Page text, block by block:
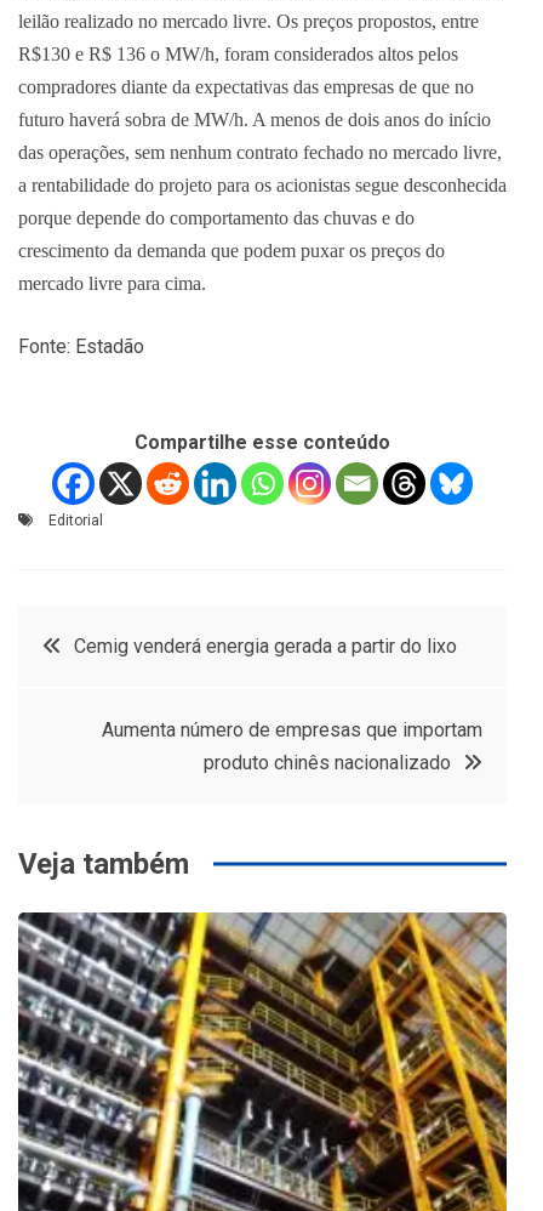
leilão realizado no mercado livre. Os preços propostos, entre
R$130 e R$ 136 o MW/h, foram considerados altos pelos
compradores diante da expectativas das empresas de que no
futuro haverá sobra de MW/h. A menos de dois anos do início
das operações, sem nenhum contrato fechado no mercado livre,
a rentabilidade do projeto para os acionistas segue desconhecida
porque depende do comportamento das chuvas e do
crescimento da demanda que podem puxar os preços do
mercado livre para cima.
Fonte: Estadão
Compartilhe esse conteúdo
Editorial
Navegação
Cemig venderá energia gerada a partir do lixo
Aumenta número de empresas que importam
produto chinês nacionalizado
Veja também